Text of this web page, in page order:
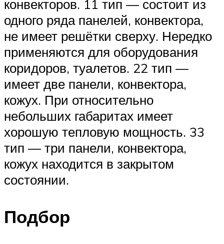
конвекторов. 11 тип — состоит из
одного ряда панелей, конвектора,
не имеет решётки сверху. Нередко
применяются для оборудования
коридоров, туалетов. 22 тип —
имеет две панели, конвектора,
кожух. При относительно
небольших габаритах имеет
хорошую тепловую мощность. 33
тип — три панели, конвектора,
кожух находится в закрытом
состоянии.
Подбор